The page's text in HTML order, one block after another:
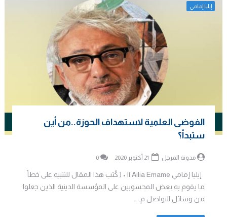
إيليا إمامي
الفوضى العلمية لاستهداف الحوزة..من أين
ستبدأ؟
مدونة المرجل 0
إيليا إمامي Ailia Emame || • ( كُتب هذا المقال للتنبيه على خطأ
ما يقوم به بعض المحسوبين على المؤسسة الدينية الذين جعلوا
من وسائل التواصل م...